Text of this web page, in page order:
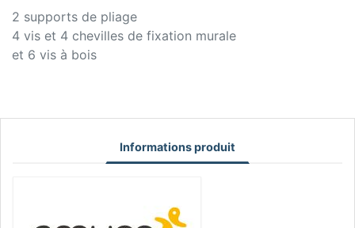
2 supports de pliage
4 vis et 4 chevilles de fixation murale
et 6 vis à bois
Informations produit